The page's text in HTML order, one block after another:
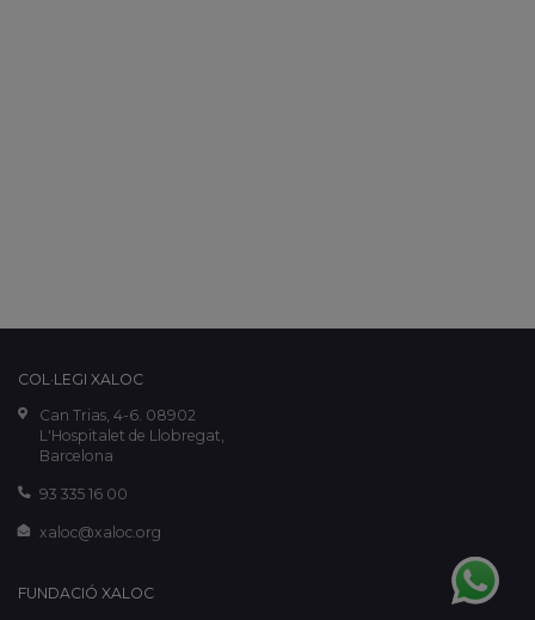
COL·LEGI XALOC
Can Trias, 4-6. 08902
L'Hospitalet de Llobregat,
Barcelona
93 335 16 00
xaloc@xaloc.org
FUNDACIÓ XALOC